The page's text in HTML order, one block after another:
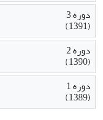
دوره 3
(1391)
دوره 2
(1390)
دوره 1
(1389)